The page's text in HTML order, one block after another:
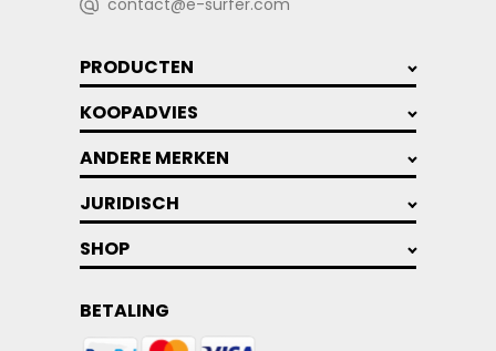
contact@e-surfer.com
PRODUCTEN
KOOPADVIES
ANDERE MERKEN
JURIDISCH
SHOP
BETALING